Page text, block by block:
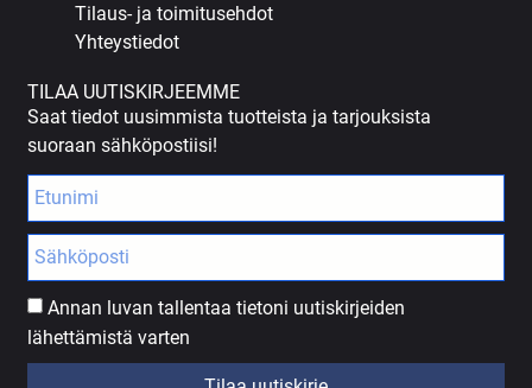
Tilaus- ja toimitusehdot
Yhteystiedot
TILAA UUTISKIRJEEMME
Saat tiedot uusimmista tuotteista ja tarjouksista
suoraan sähköpostiisi!
Annan luvan tallentaa tietoni uutiskirjeiden
lähettämistä varten